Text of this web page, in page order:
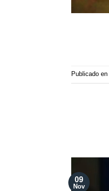
Publicado en
09
Nov